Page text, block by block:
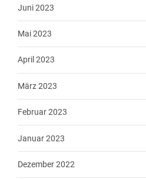
Juni 2023
Mai 2023
April 2023
März 2023
Februar 2023
Januar 2023
Dezember 2022